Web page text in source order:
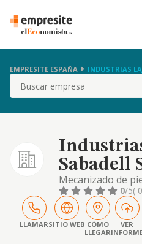
EMPRESITE ESPAÑA INDUSTRIAS
Buscar
Sabadell
Mecanizado de
0/5(
LLAMARSITIO WEB CÓMO
LLEGAR
VER